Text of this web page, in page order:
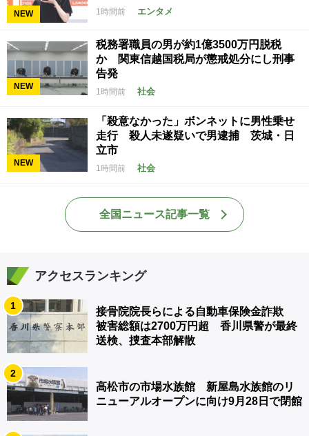
NEW 1時間前 エンタメ
NEW
税務署職員の男が約1億3500万円脱税
か 関東信越国税局が懲戒処分にし刑事
告発
1時間前 社会
NEW
「殺意なかった」ボンネットに男性乗せ
走行 殺人未遂疑いで男逮捕 茨城・日
立市
1時間前 社会
全国ニュース記事一覧
アクセスランキング
1
接骨院院長らによる自動車保険金詐欺
被害総額は2700万円超 香川県警が最終
送検、捜査本部解散
2
高松市の市場水族館 新屋島水族館のリ
ニューアルオープンに向け9月28日で閉館